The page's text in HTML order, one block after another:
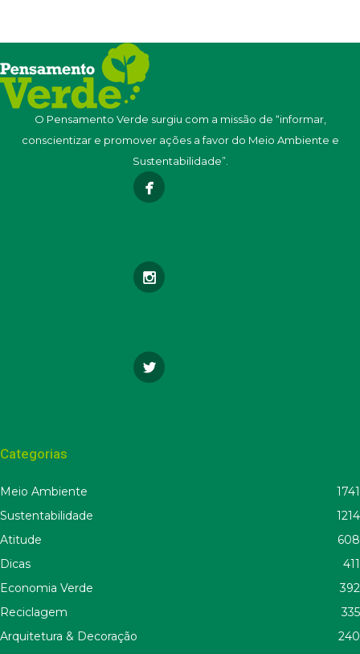
O Pensamento Verde surgiu com a missão de “informar,
conscientizar e promover ações a favor do Meio Ambiente e
Sustentabilidade”.
Categorias
Meio Ambiente
1741
Sustentabilidade
1214
Atitude
608
Dicas
411
Economia Verde
392
Reciclagem
335
Arquitetura & Decoração
240